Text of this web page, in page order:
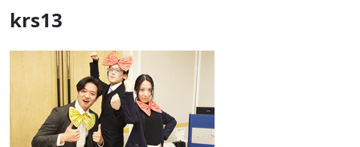
krs13